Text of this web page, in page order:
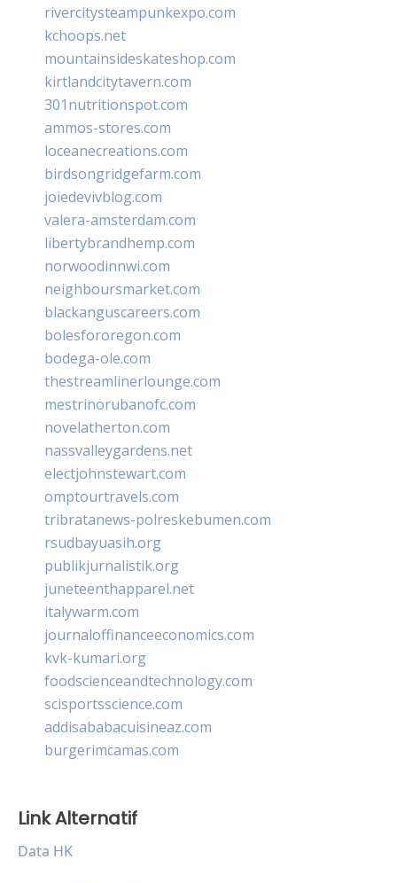
rivercitysteampunkexpo.com
kchoops.net
mountainsideskateshop.com
kirtlandcitytavern.com
301nutritionspot.com
ammos-stores.com
loceanecreations.com
birdsongridgefarm.com
joiedevivblog.com
valera-amsterdam.com
libertybrandhemp.com
norwoodinnwi.com
neighboursmarket.com
blackanguscareers.com
bolesfororegon.com
bodega-ole.com
thestreamlinerlounge.com
mestrinorubanofc.com
novelatherton.com
nassvalleygardens.net
electjohnstewart.com
omptourtravels.com
tribratanews-polreskebumen.com
rsudbayuasih.org
publikjurnalistik.org
juneteenthapparel.net
italywarm.com
journaloffinanceeconomics.com
kvk-kumari.org
foodscienceandtechnology.com
scisportsscience.com
addisababacuisineaz.com
burgerimcamas.com
Link Alternatif
Data HK